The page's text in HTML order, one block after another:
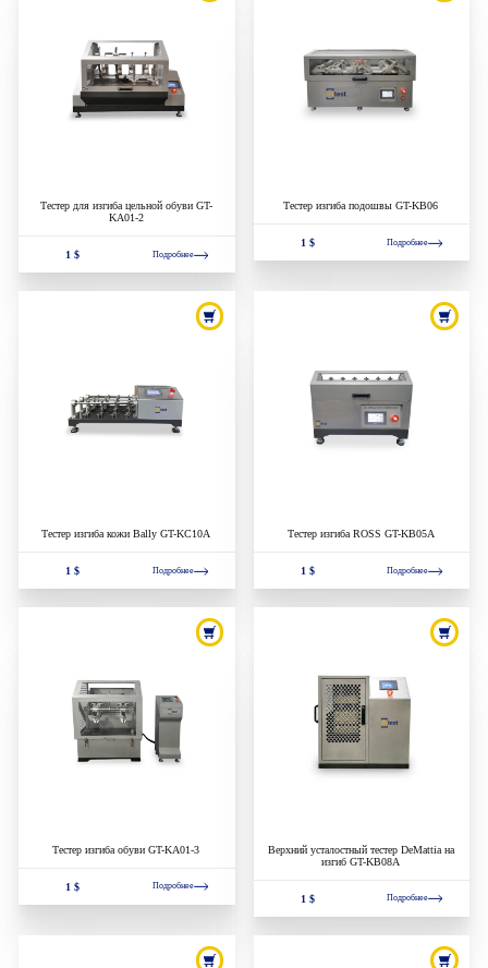
Тестер для изгиба цельной обуви GT-
KA01-2
1 $ Подробнее
Тестер изгиба подошвы GT-KB06
1 $ Подробнее
Тестер изгиба кожи Bally GT-KC10A
1 $ Подробнее
Тестер изгиба ROSS GT-KB05A
1 $ Подробнее
Тестер изгиба обуви GT-KA01-3
1 $ Подробнее
Верхний усталостный тестер DeMattia на
изгиб GT-KB08A
1 $ Подробнее